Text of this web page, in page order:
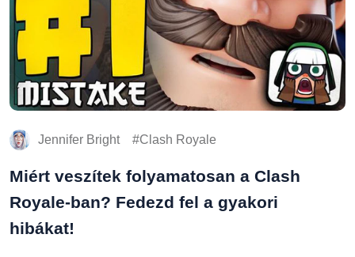
Jennifer Bright Clash Royale
Miért veszítek folyamatosan a Clash
Royale-ban? Fedezd fel a gyakori
hibákat!